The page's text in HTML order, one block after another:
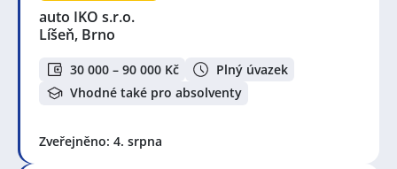
auto IKO s.r.o.
Líšeň, Brno
30 000 – 90 000 Kč
Plný úvazek
Vhodné také pro absolventy
Zveřejněno: 4. srpna